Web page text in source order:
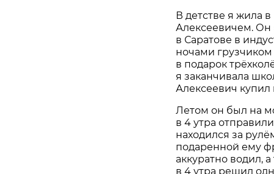
В детстве я жила
Алексеевичем. Он
в Саратове в
ночами грузчиком
в подарок
я заканчивала
Алексеевич купил
Летом он был на
в 4 утра
находился за
подаренной ему
аккуратно водил,
в 4 утра решил